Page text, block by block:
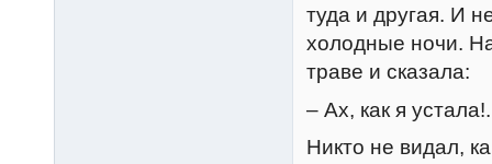
туда и другая. И
холодные ночи.
траве и сказала:
– Ах, как я
Никто не видал,